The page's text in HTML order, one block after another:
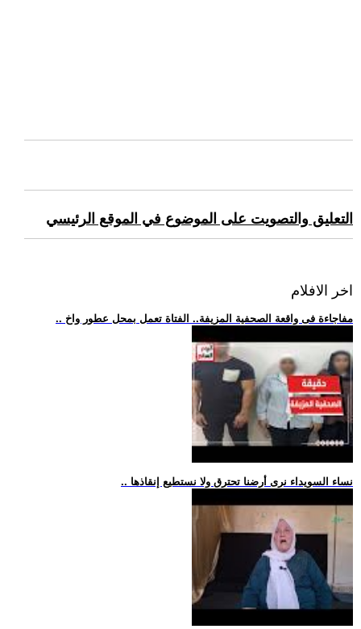
التعليق والتصويت على الموضوع في الموقع الرئيسي
اخر الافلام
.. مفاجاءة فى واقعة الصحفية المزيفة.. الفتاة تعمل بمحل عطور واخ
.. نساء السويداء نرى أرضنا تحترق ولا نستطيع إنقاذها